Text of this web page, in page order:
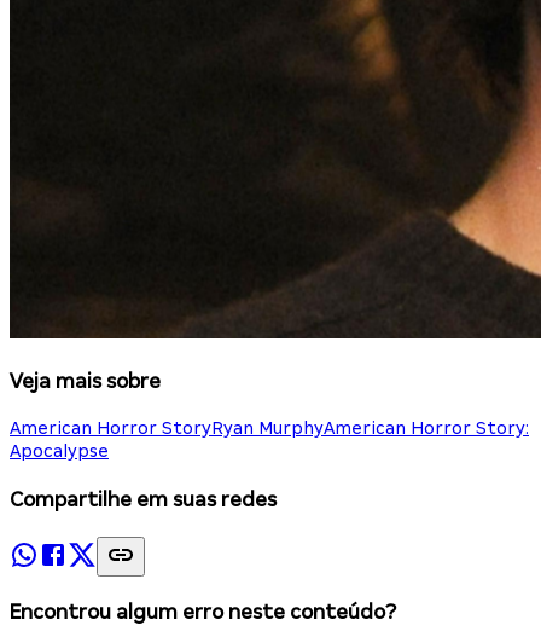
Veja mais sobre
American Horror StoryRyan MurphyAmerican Horror Story:
Apocalypse
Compartilhe em suas redes
Encontrou algum erro neste conteúdo?